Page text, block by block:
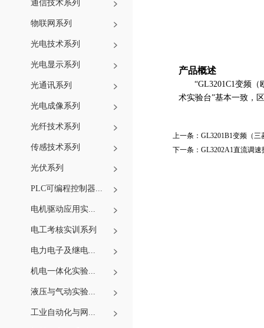
通信技术系列
物联网系列
光电技术系列
光电显示系列
光通讯系列
光电成像系列
光纤技术系列
传感技术系列
光伏系列
PLC可编程控制器...
电机驱动应用实...
电工考核实训系列
电力电子及继电...
机电一体化实验...
液压与气动实验...
工业自动化与网...
产品概述
“GL3201C1变频（
术实验台”基本一致，
上一条： GL3201B1变频（
下一条： GL3202A1直流调速